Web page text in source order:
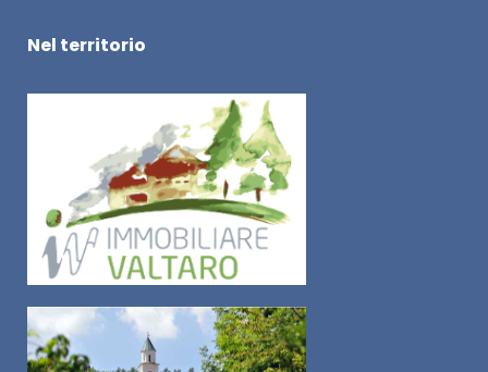
Nel territorio